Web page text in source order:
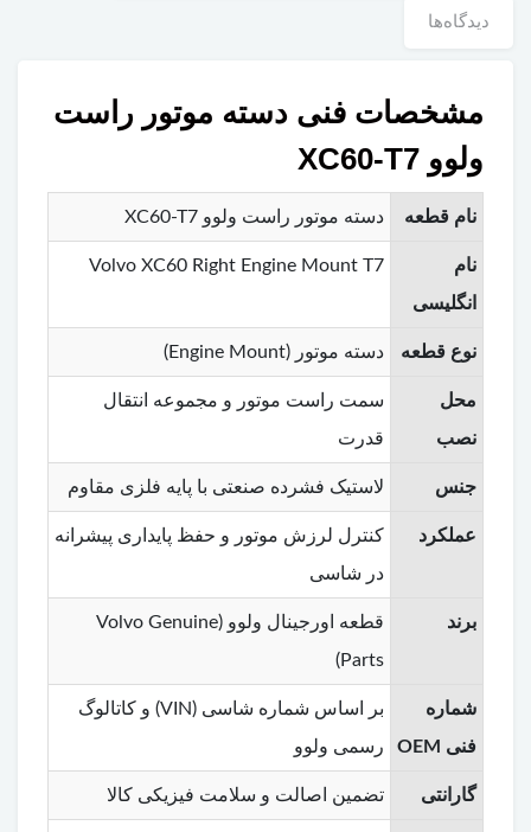
دیدگاه‌ها
مشخصات فنی دسته موتور راست
ولوو XC60-T7
نام قطعه دسته موتور راست ولوو XC60-T7
نام
انگلیسی
Volvo XC60 Right Engine Mount T7
نوع قطعه دسته موتور (Engine Mount)
محل
نصب
سمت راست موتور و مجموعه انتقال
قدرت
جنس لاستیک فشرده صنعتی با پایه فلزی مقاوم
عملکرد
کنترل لرزش موتور و حفظ پایداری پیشرانه
در شاسی
برند
قطعه اورجینال ولوو (Volvo Genuine
Parts)
شماره
فنی OEM
بر اساس شماره شاسی (VIN) و کاتالوگ
رسمی ولوو
گارانتی تضمین اصالت و سلامت فیزیکی کالا